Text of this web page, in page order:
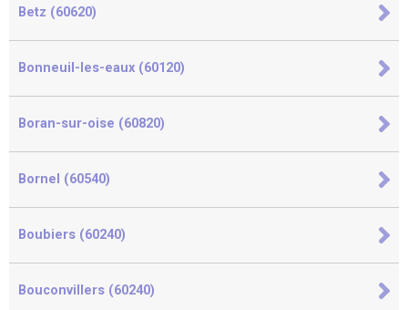
Betz (60620)
Bonneuil-les-eaux (60120)
Boran-sur-oise (60820)
Bornel (60540)
Boubiers (60240)
Bouconvillers (60240)